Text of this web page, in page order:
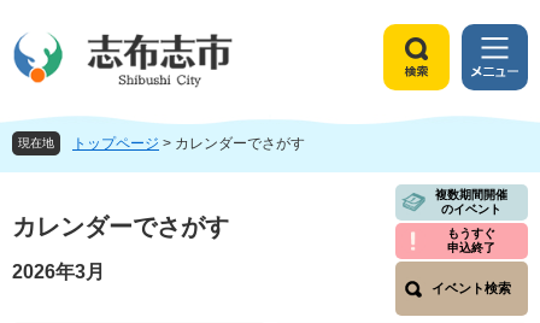
ジ
頭
ュ
飛
本
文
索
メ
ニ
ュ
現在地 トップページ > カレンダーでさがす
文
カレンダーでさがす
複数期間開催
のイベント
もうすぐ
申込終了
イベント検索
2026年3月